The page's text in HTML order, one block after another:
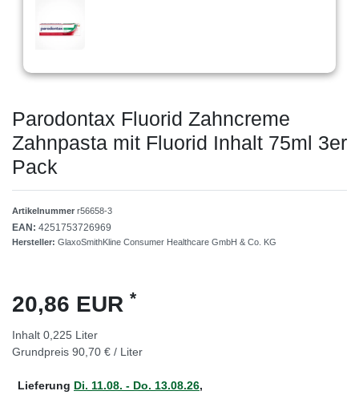
Parodontax Fluorid Zahncreme
Zahnpasta mit Fluorid Inhalt 75ml 3er
Pack
Artikelnummer r56658-3
EAN: 4251753726969
Hersteller: GlaxoSmithKline Consumer Healthcare GmbH & Co. KG
20,86 EUR *
Inhalt 0,225 Liter
Grundpreis 90,70 € / Liter
Lieferung Di. 11.08. - Do. 13.08.26,